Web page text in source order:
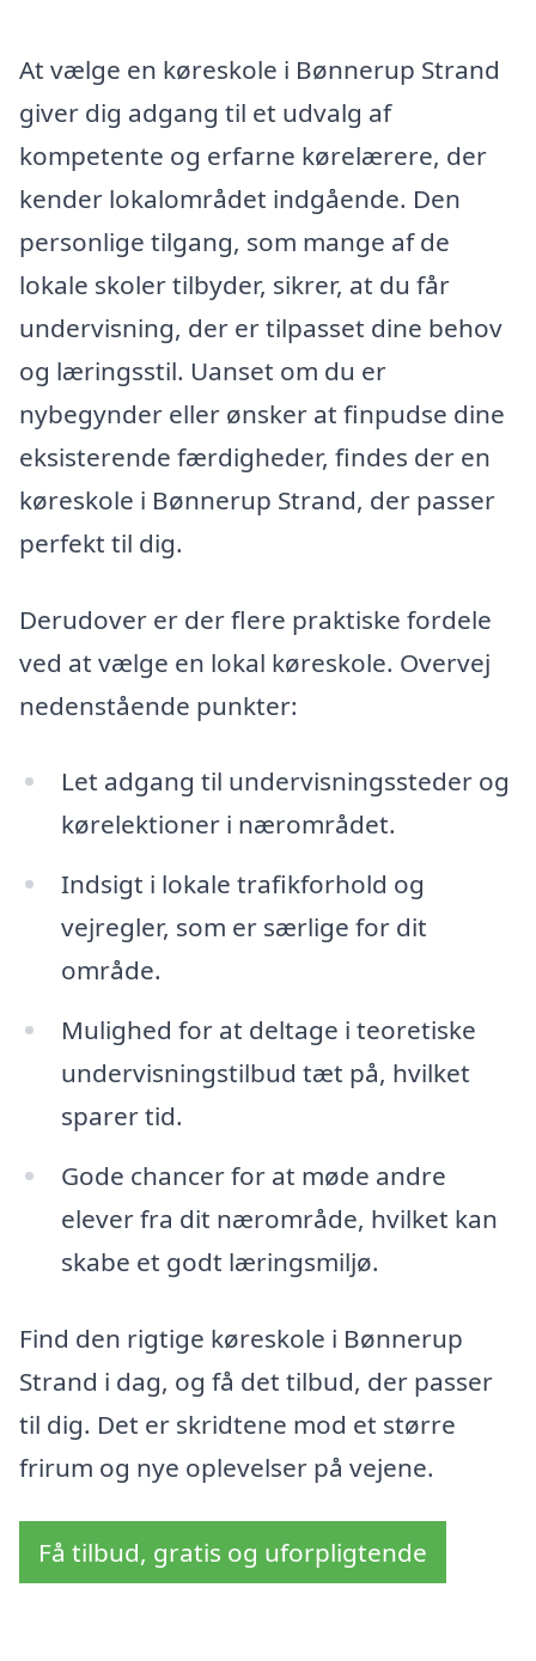
At vælge en køreskole i Bønnerup Strand
giver dig adgang til et udvalg af
kompetente og erfarne kørelærere, der
kender lokalområdet indgående. Den
personlige tilgang, som mange af de
lokale skoler tilbyder, sikrer, at du får
undervisning, der er tilpasset dine behov
og læringsstil. Uanset om du er
nybegynder eller ønsker at finpudse dine
eksisterende færdigheder, findes der en
køreskole i Bønnerup Strand, der passer
perfekt til dig.
Derudover er der flere praktiske fordele
ved at vælge en lokal køreskole. Overvej
nedenstående punkter:
Let adgang til undervisningssteder og
kørelektioner i nærområdet.
Indsigt i lokale trafikforhold og
vejregler, som er særlige for dit
område.
Mulighed for at deltage i teoretiske
undervisningstilbud tæt på, hvilket
sparer tid.
Gode chancer for at møde andre
elever fra dit nærområde, hvilket kan
skabe et godt læringsmiljø.
Find den rigtige køreskole i Bønnerup
Strand i dag, og få det tilbud, der passer
til dig. Det er skridtene mod et større
frirum og nye oplevelser på vejene.
Få tilbud, gratis og uforpligtende